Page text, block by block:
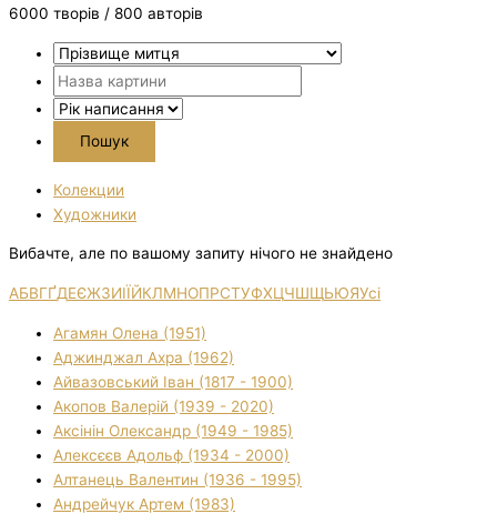
6000 творiв / 800 авторів
Колекции
Художники
Вибачте, але по вашому запиту нічого не знайдено
АБВГҐДЕЄЖЗИІЇЙКЛМНОПРСТУФХЦЧШЩЬЮЯУсі
Агамян Олена (1951)
Аджинджал Ахра (1962)
Айвазовський Іван (1817 - 1900)
Акопов Валерій (1939 - 2020)
Аксінін Олександр (1949 - 1985)
Алексєєв Адольф (1934 - 2000)
Алтанець Валентин (1936 - 1995)
Андрейчук Артем (1983)